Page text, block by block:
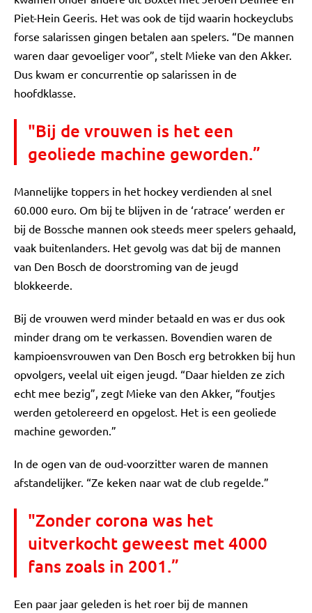
Piet-Hein Geeris. Het was ook de tijd waarin hockeyclubs
forse salarissen gingen betalen aan spelers. “De mannen
waren daar gevoeliger voor”, stelt Mieke van den Akker.
Dus kwam er concurrentie op salarissen in de
hoofdklasse.
"Bij de vrouwen is het een
geoliede machine geworden.”
Mannelijke toppers in het hockey verdienden al snel
60.000 euro. Om bij te blijven in de ‘ratrace’ werden er
bij de Bossche mannen ook steeds meer spelers gehaald,
vaak buitenlanders. Het gevolg was dat bij de mannen
van Den Bosch de doorstroming van de jeugd
blokkeerde.
Bij de vrouwen werd minder betaald en was er dus ook
minder drang om te verkassen. Bovendien waren de
kampioensvrouwen van Den Bosch erg betrokken bij hun
opvolgers, veelal uit eigen jeugd. “Daar hielden ze zich
echt mee bezig”, zegt Mieke van den Akker, “foutjes
werden getolereerd en opgelost. Het is een geoliede
machine geworden.”
In de ogen van de oud-voorzitter waren de mannen
afstandelijker. “Ze keken naar wat de club regelde.”
"Zonder corona was het
uitverkocht geweest met 4000
fans zoals in 2001.”
Een paar jaar geleden is het roer bij de mannen